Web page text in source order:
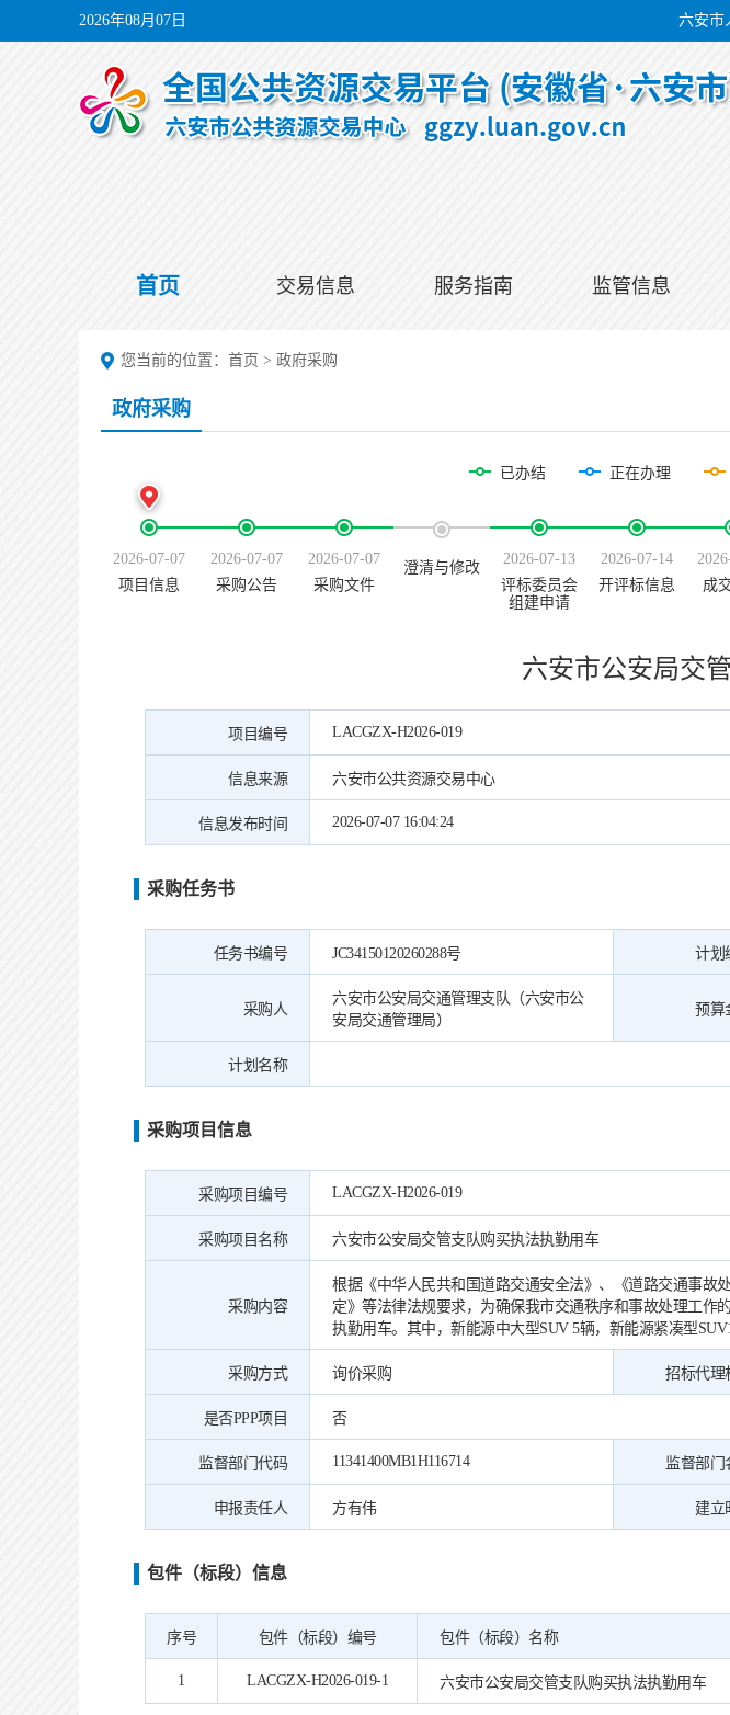
2026年08月07日 六安市
首页 交易信息 服务指南 监管信息
您当前的位置： 首页 > 政府采购
政府采购
已办结 正在办理
2026-07-07
项目信息
2026-07-07
采购公告
2026-07-07
采购文件
澄清与修改
2026-07-13
评标委员会
组建申请
2026-07-14
开评标信息
成
六安市公安局交
项目编号 LACGZX-H2026-019
信息来源 六安市公共资源交易中心
信息发布时间 2026-07-07 16:04:24
采购任务书
任务书编号 JC34150120260288号 计划
采购人
六安市公安局交通管理支队（六安市公
安局交通管理局）
预算
计划名称
采购项目信息
采购项目编号 LACGZX-H2026-019
采购项目名称 六安市公安局交管支队购买执法执勤用车
采购内容
根据《中华人民共和国道路交通安全法》、《道路交通事故
定》等法律法规要求，为确保我市交通秩序和事故处理工作
执勤用车。其中，新能源中大型SUV 5辆，新能源紧凑型
采购方式 询价采购 招标代理
是否PPP项目 否
监督部门代码 11341400MB1H116714 监督部门
申报责任人 方有伟 建立
包件（标段）信息
序号 包件（标段）编号 包件（标段）名称
1 LACGZX-H2026-019-1 六安市公安局交管支队购买执法执勤用车